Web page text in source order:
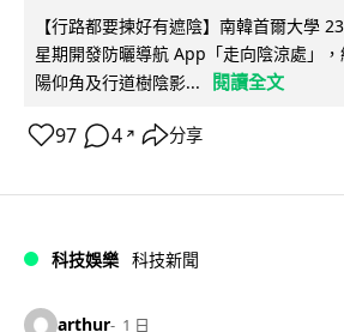
【行路都要揀好有遮陰】南韓首爾大學
星期開發防曬導航 App「走向陰涼處」
陽仰角及行道樹陰影...
閱讀全文
97 4 ↗ 分享
科技娛樂 科技新聞
arthur 1 日